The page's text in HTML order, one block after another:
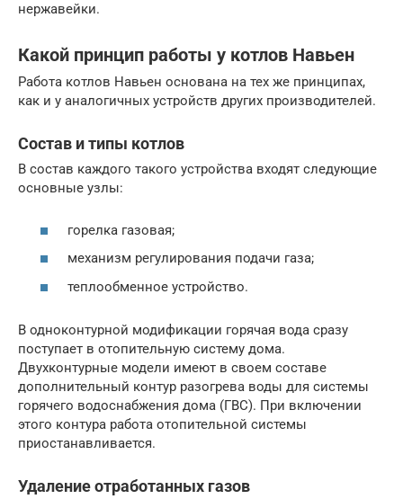
нержавейки.
Какой принцип работы у котлов Навьен
Работа котлов Навьен основана на тех же принципах,
как и у аналогичных устройств других производителей.
Состав и типы котлов
В состав каждого такого устройства входят следующие
основные узлы:
горелка газовая;
механизм регулирования подачи газа;
теплообменное устройство.
В одноконтурной модификации горячая вода сразу
поступает в отопительную систему дома.
Двухконтурные модели имеют в своем составе
дополнительный контур разогрева воды для системы
горячего водоснабжения дома (ГВС). При включении
этого контура работа отопительной системы
приостанавливается.
Удаление отработанных газов